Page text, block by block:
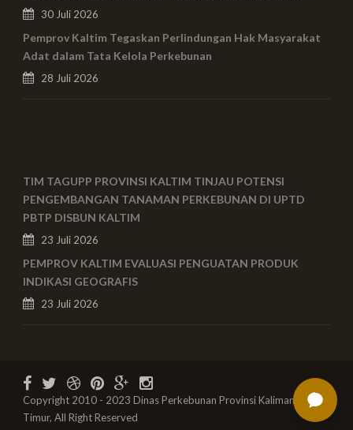
30 Juli 2026
Pemprov Kaltim Tegaskan Perlindungan Hak Masyarakat
Adat dalam Tata Kelola Perkebunan
28 Juli 2026
TIM TAGUPP PROVINSI KALTIM TINJAU POTENSI
PENGEMBANGAN TANAMAN PERKEBUNAN DI UPTD
PBTP DISBUN KALTIM
23 Juli 2026
PEMPROV KALTIM EVALUASI PENGUATAN PRODUK
INDIKASI GEOGRAFIS
23 Juli 2026
Copyright 2010 - 2023 Dinas Perkebunan Provinsi Kalimantan
Timur, All Right Reserved